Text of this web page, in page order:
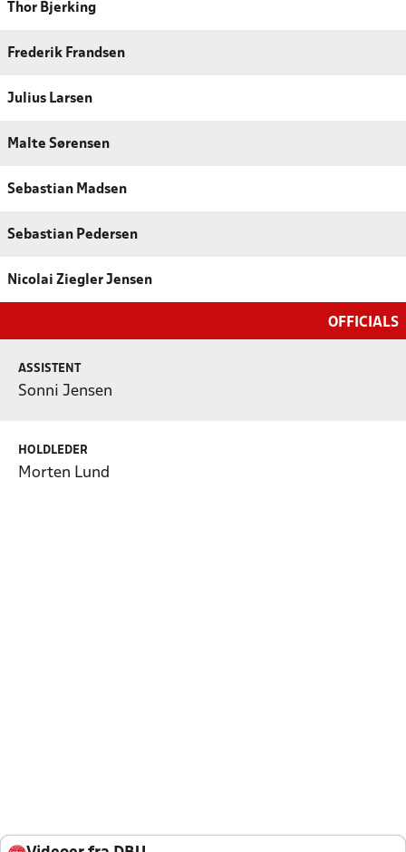
Thor Bjerking
Frederik Frandsen
Julius Larsen
Malte Sørensen
Sebastian Madsen
Sebastian Pedersen
Nicolai Ziegler Jensen
OFFICIALS
ASSISTENT
Sonni Jensen
HOLDLEDER
Morten Lund